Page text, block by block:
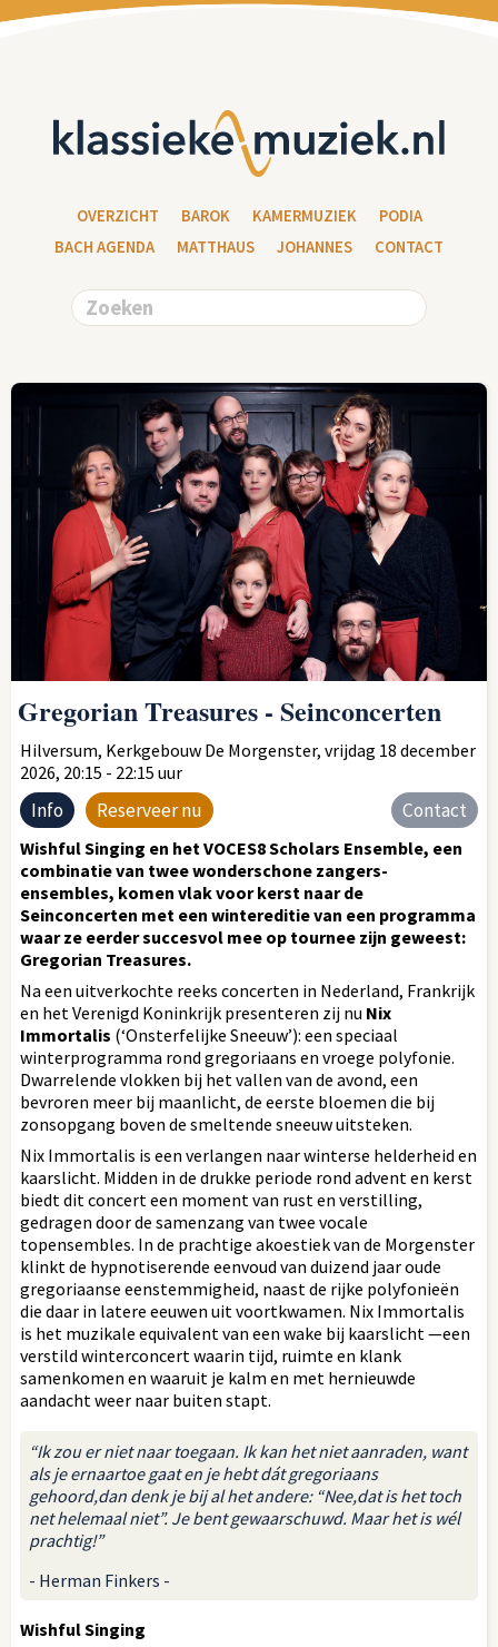
OVERZICHT BAROK KAMERMUZIEK
PODIA
BACH AGENDA
MATTHAUS JOHANNES CONTACT
Gregorian Treasures - Seinconcerten
Hilversum, Kerkgebouw De Morgenster, vrijdag 18 december
2026, 20:15 - 22:15 uur
Info Reserveer nu Contact
Wishful Singing en het VOCES8 Scholars Ensemble, een
combinatie van twee wonderschone zangers-
ensembles, komen vlak voor kerst naar de
Seinconcerten met een wintereditie van een programma
waar ze eerder succesvol mee op tournee zijn geweest:
Gregorian Treasures.
Na een uitverkochte reeks concerten in Nederland, Frankrijk
en het Verenigd Koninkrijk presenteren zij nu Nix
Immortalis (‘Onsterfelijke Sneeuw’): een speciaal
winterprogramma rond gregoriaans en vroege polyfonie.
Dwarrelende vlokken bij het vallen van de avond, een
bevroren meer bij maanlicht, de eerste bloemen die bij
zonsopgang boven de smeltende sneeuw uitsteken.
Nix Immortalis is een verlangen naar winterse helderheid en
kaarslicht. Midden in de drukke periode rond advent en kerst
biedt dit concert een moment van rust en verstilling,
gedragen door de samenzang van twee vocale
topensembles. In de prachtige akoestiek van de Morgenster
klinkt de hypnotiserende eenvoud van duizend jaar oude
gregoriaanse eenstemmigheid, naast de rijke polyfonieën
die daar in latere eeuwen uit voortkwamen. Nix Immortalis
is het muzikale equivalent van een wake bij kaarslicht —een
verstild winterconcert waarin tijd, ruimte en klank
samenkomen en waaruit je kalm en met hernieuwde
aandacht weer naar buiten stapt.
“Ik zou er niet naar toegaan. Ik kan het niet aanraden, want
als je ernaartoe gaat en je hebt dát gregoriaans
gehoord,dan denk je bij al het andere: “Nee,dat is het toch
net helemaal niet”. Je bent gewaarschuwd. Maar het is wél
prachtig!”
- Herman Finkers -
Wishful Singing